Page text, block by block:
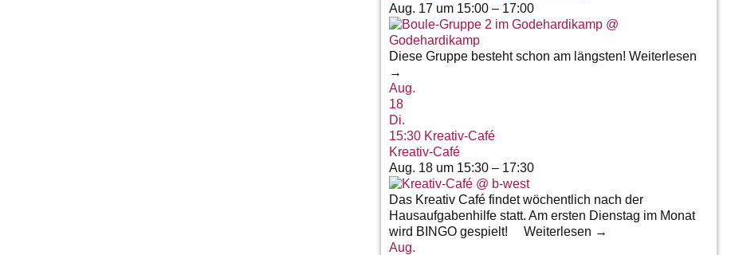
Aug. 17 um 15:00 – 17:00
Diese Gruppe besteht schon am längsten! Weiterlesen
→
Aug.
18
Di.
15:30 Kreativ-Café
Kreativ-Café
Aug. 18 um 15:30 – 17:30
Das Kreativ Café findet wöchentlich nach der
Hausaufgabenhilfe statt. Am ersten Dienstag im Monat
wird BINGO gespielt! Weiterlesen →
Aug.